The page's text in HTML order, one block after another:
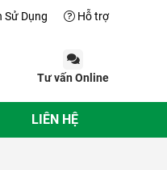
Sử Dụng Hỗ trợ
Tư vấn Online
LIÊN HỆ